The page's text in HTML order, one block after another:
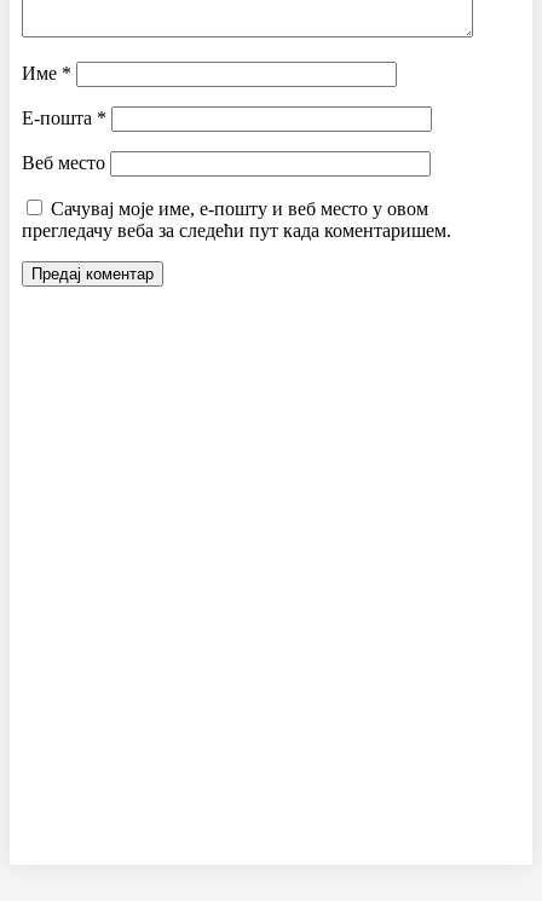
Име *
Е-пошта *
Веб место
Сачувај моје име, е-пошту и веб место у овом
прегледачу веба за следећи пут када коментаришем.